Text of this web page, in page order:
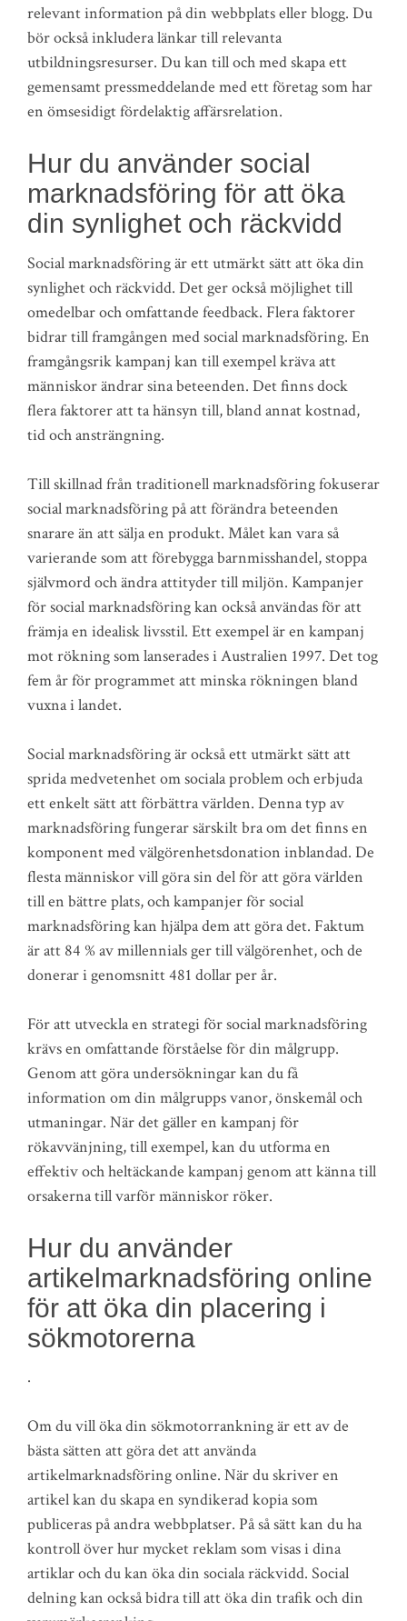
relevant information på din webbplats eller blogg. Du
bör också inkludera länkar till relevanta
utbildningsresurser. Du kan till och med skapa ett
gemensamt pressmeddelande med ett företag som har
en ömsesidigt fördelaktig affärsrelation.
Hur du använder social
marknadsföring för att öka
din synlighet och räckvidd
Social marknadsföring är ett utmärkt sätt att öka din
synlighet och räckvidd. Det ger också möjlighet till
omedelbar och omfattande feedback. Flera faktorer
bidrar till framgången med social marknadsföring. En
framgångsrik kampanj kan till exempel kräva att
människor ändrar sina beteenden. Det finns dock
flera faktorer att ta hänsyn till, bland annat kostnad,
tid och ansträngning.
Till skillnad från traditionell marknadsföring fokuserar
social marknadsföring på att förändra beteenden
snarare än att sälja en produkt. Målet kan vara så
varierande som att förebygga barnmisshandel, stoppa
självmord och ändra attityder till miljön. Kampanjer
för social marknadsföring kan också användas för att
främja en idealisk livsstil. Ett exempel är en kampanj
mot rökning som lanserades i Australien 1997. Det tog
fem år för programmet att minska rökningen bland
vuxna i landet.
Social marknadsföring är också ett utmärkt sätt att
sprida medvetenhet om sociala problem och erbjuda
ett enkelt sätt att förbättra världen. Denna typ av
marknadsföring fungerar särskilt bra om det finns en
komponent med välgörenhetsdonation inblandad. De
flesta människor vill göra sin del för att göra världen
till en bättre plats, och kampanjer för social
marknadsföring kan hjälpa dem att göra det. Faktum
är att 84 % av millennials ger till välgörenhet, och de
donerar i genomsnitt 481 dollar per år.
För att utveckla en strategi för social marknadsföring
krävs en omfattande förståelse för din målgrupp.
Genom att göra undersökningar kan du få
information om din målgrupps vanor, önskemål och
utmaningar. När det gäller en kampanj för
rökavvänjning, till exempel, kan du utforma en
effektiv och heltäckande kampanj genom att känna till
orsakerna till varför människor röker.
Hur du använder
artikelmarknadsföring online
för att öka din placering i
sökmotorerna
.
Om du vill öka din sökmotorrankning är ett av de
bästa sätten att göra det att använda
artikelmarknadsföring online. När du skriver en
artikel kan du skapa en syndikerad kopia som
publiceras på andra webbplatser. På så sätt kan du ha
kontroll över hur mycket reklam som visas i dina
artiklar och du kan öka din sociala räckvidd. Social
delning kan också bidra till att öka din trafik och din